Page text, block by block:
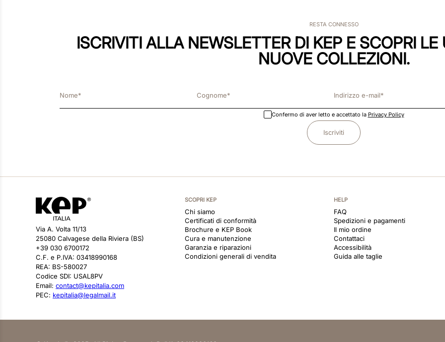
RESTA CONNESSO
ISCRIVITI ALLA NEWSLETTER DI KEP E SCOPRI
NUOVE COLLEZIONI.
Confermo di aver letto e accettato la Privacy Policy
Iscriviti
Via A. Volta 11/13
25080 Calvagese della Riviera (BS)
+39 030 6700172
C.F. e P.IVA: 03418990168
REA: BS-580027
Codice SDI: USAL8PV
Email: contact@kepitalia.com
PEC: kepitalia@legalmail.it
SCOPRI KEP
Chi siamo
Certificati di conformità
Brochure e KEP Book
Cura e manutenzione
Garanzia e riparazioni
Condizioni generali di vendita
HELP
FAQ
Spedizioni e pagamenti
Il mio ordine
Contattaci
Accessibilità
Guida alle taglie